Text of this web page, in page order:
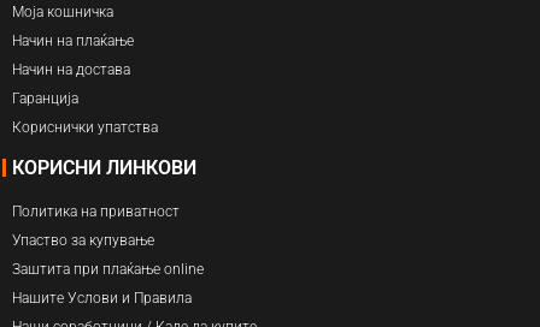
Моја кошничка
Начин на плаќање
Начин на достава
Гаранција
Кориснички упатства
КОРИСНИ ЛИНКОВИ
Политика на приватност
Упаство за купување
Заштита при плаќање online
Нашите Услови и Правила